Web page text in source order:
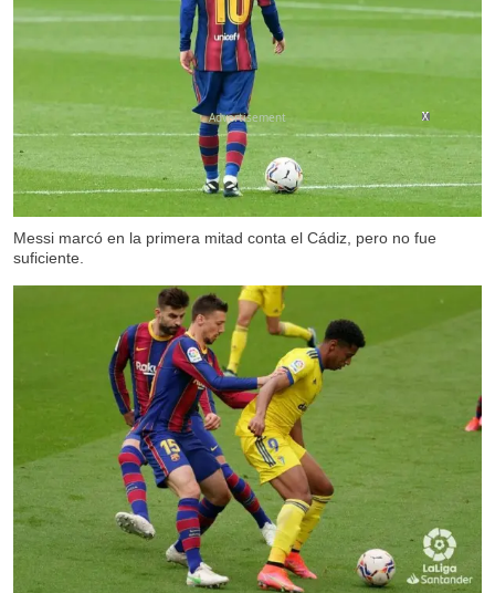
Messi marcó en la primera mitad conta el Cádiz, pero no fue
suficiente.
X
X
X